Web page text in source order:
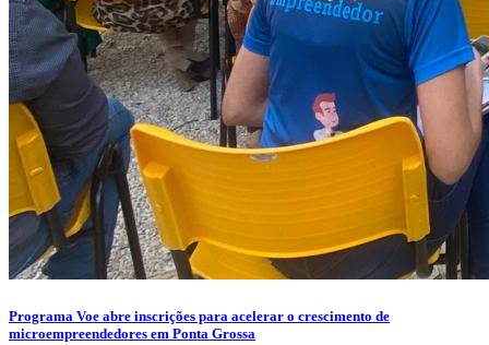
Programa Voe abre inscrições para acelerar o crescimento de
microempreendedores em Ponta Grossa